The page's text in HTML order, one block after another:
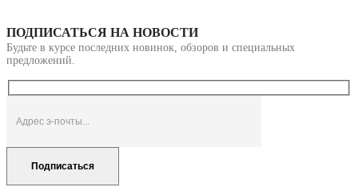
ПОДПИСАТЬСЯ НА НОВОСТИ
Будьте в курсе последних новинок, обзоров и специальных
предложений.